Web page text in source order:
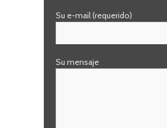
Su e-mail (requerido)
Su mensaje